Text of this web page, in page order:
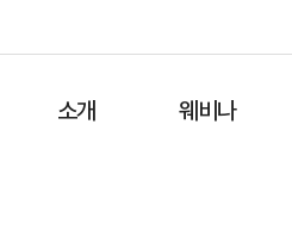
소개 웨비나